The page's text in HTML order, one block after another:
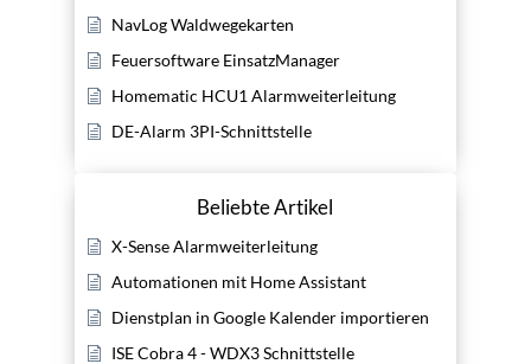
NavLog Waldwegekarten
Feuersoftware EinsatzManager
Homematic HCU1 Alarmweiterleitung
DE-Alarm 3PI-Schnittstelle
Beliebte Artikel
X-Sense Alarmweiterleitung
Automationen mit Home Assistant
Dienstplan in Google Kalender importieren
ISE Cobra 4 - WDX3 Schnittstelle